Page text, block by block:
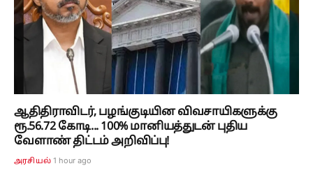
ஆதிதிராவிடர், பழங்குடியின விவசாயிகளுக்கு
ரூ.56.72 கோடி... 100% மானியத்துடன் புதிய
வேளாண் திட்டம் அறிவிப்பு!
அரசியல் 1 hour ago